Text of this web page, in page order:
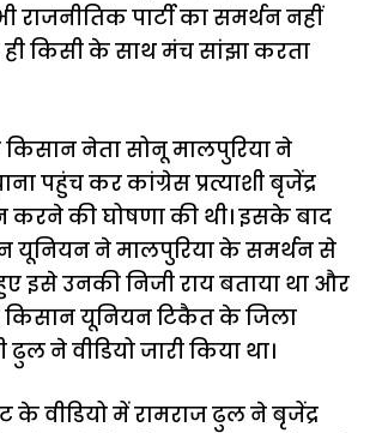
राजनीतिक पार्टी का समर्थन नहीं
किसी के साथ मंच सांझा करता
नेता सोनू मालपुरिया ने
पहुंच कर कांग्रेस प्रत्याशी बृजेंद्र
करने की घोषणा की थी। इसके बाद
यूनियन ने मालपुरिया के समर्थन से
इसे उनकी निजी राय बताया था और
किसान यूनियन टिकैत के जिला
ढुल ने वीडियो जारी किया था।
के वीडियो में रामराज ढुल ने बृजेंद्र